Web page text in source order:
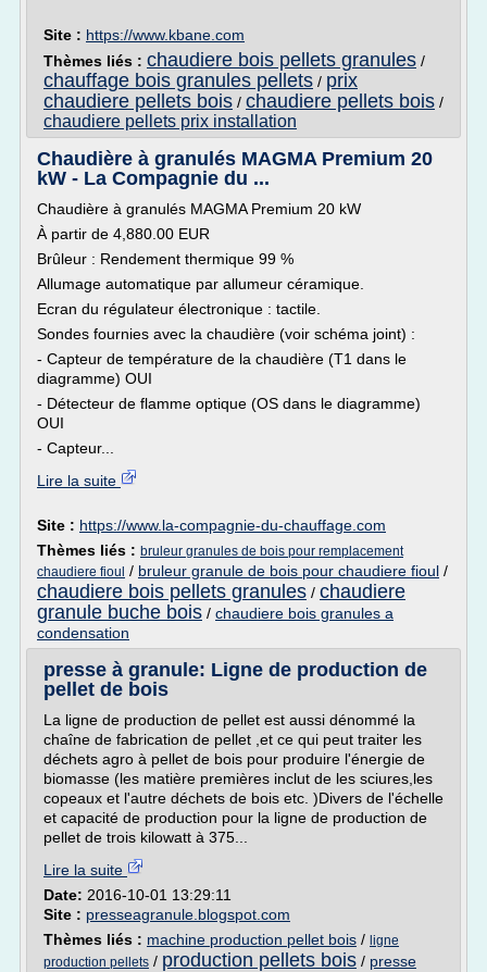
Site : https://www.kbane.com
Thèmes liés : chaudiere bois pellets granules /
chauffage bois granules pellets / prix
chaudiere pellets bois / chaudiere pellets bois /
chaudiere pellets prix installation
Chaudière à granulés MAGMA Premium 20
kW - La Compagnie du ...
Chaudière à granulés MAGMA Premium 20 kW
À partir de 4,880.00 EUR
Brûleur : Rendement thermique 99 %
Allumage automatique par allumeur céramique.
Ecran du régulateur électronique : tactile.
Sondes fournies avec la chaudière (voir schéma joint) :
- Capteur de température de la chaudière (T1 dans le
diagramme) OUI
- Détecteur de flamme optique (OS dans le diagramme)
OUI
- Capteur...
Lire la suite
Site : https://www.la-compagnie-du-chauffage.com
Thèmes liés : bruleur granules de bois pour remplacement
chaudiere fioul / bruleur granule de bois pour chaudiere fioul /
chaudiere bois pellets granules / chaudiere
granule buche bois / chaudiere bois granules a
condensation
presse à granule: Ligne de production de
pellet de bois
La ligne de production de pellet est aussi dénommé la
chaîne de fabrication de pellet ,et ce qui peut traiter les
déchets agro à pellet de bois pour produire l'énergie de
biomasse (les matière premières inclut de les sciures,les
copeaux et l'autre déchets de bois etc. )Divers de l'échelle
et capacité de production pour la ligne de production de
pellet de trois kilowatt à 375...
Lire la suite
Date: 2016-10-01 13:29:11
Site : presseagranule.blogspot.com
Thèmes liés : machine production pellet bois / ligne
production pellets / production pellets bois / presse